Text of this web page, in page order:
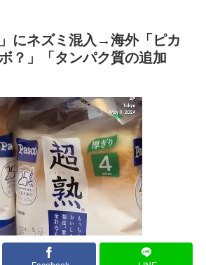
にネズミ混入→海外「ピカ
？」「タンパク質の追加